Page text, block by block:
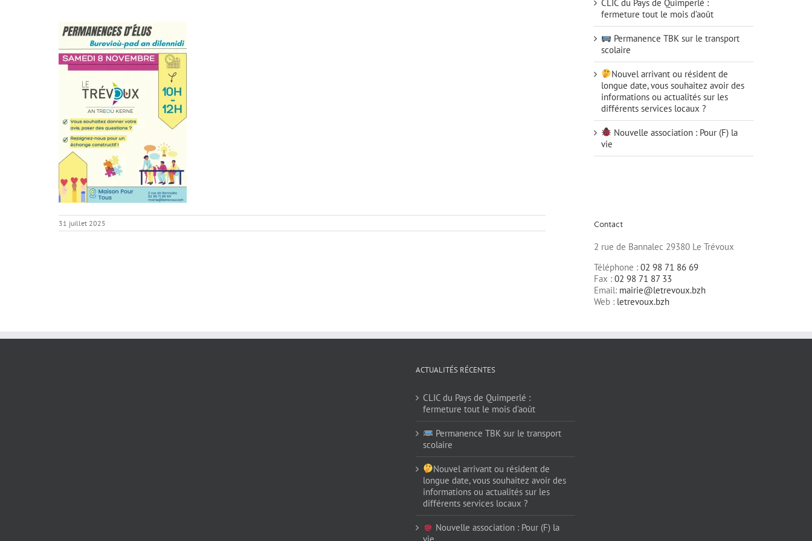
31 juillet 2025
CLIC du Pays de Quimperlé :
fermeture tout le mois d’août
Permanence TBK sur le transport
scolaire
Nouvel arrivant ou résident de
longue date, vous souhaitez avoir des
informations ou actualités sur les
différents services locaux ?
Nouvelle association : Pour (F) la
vie
Contact
2 rue de Bannalec 29380 Le Trévoux
Téléphone : 02 98 71 86 69
Fax : 02 98 71 87 33
Email: mairie@letrevoux.bzh
Web : letrevoux.bzh
ACTUALITÉS RÉCENTES
CLIC du Pays de Quimperlé :
fermeture tout le mois d’août
Permanence TBK sur le transport
scolaire
Nouvel arrivant ou résident de
longue date, vous souhaitez avoir des
informations ou actualités sur les
différents services locaux ?
Nouvelle association : Pour (F) la